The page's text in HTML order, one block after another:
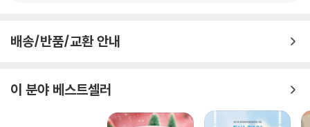
같은 옛 그림, 애니메이션을 보는 듯한 그림, 힘 있고 따뜻한 수채화 그림,
한국사를 아우르는 5가지 핵심 영역으로 만나는 역사그림책
배송/반품/교환 안내
이 분야 베스트셀러